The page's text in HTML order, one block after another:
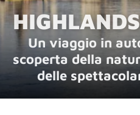
Un viaggio in
scoperta della
delle